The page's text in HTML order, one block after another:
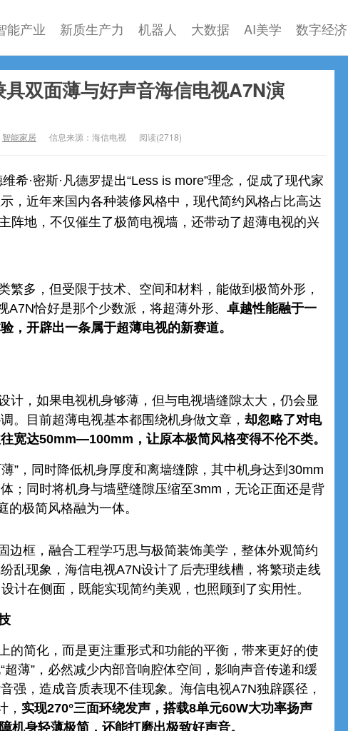
能产业 新质生产力 机器人 大数据 AI美学 数字经济
双面薄与好声音海信电视A7N演
智能家居 信息来源：海信电视 阅读(2718)
希·密斯·凡德罗提出“Less is more”理念，促成了现代家
，近年来国内各种装修风格中，现代简约风格占比高达
阵地，不仅催生了极简电视墙，还带动了超薄电视的兴
繁多，但受限于技术、空间和材料，能做到极简外形，
A7N恰好是那个少数派，将超薄外形、 卓越性能融于一
，开辟出一条属于超薄电视的新赛道。
计，如果电视机身够薄，但与电视墙缝隙太大，仍会显
。目前超薄电视基本都围绕机身做文章， 却忽略了对电
宽达50mm—100mm，让原本极简风格变得不伦不类。
”，同时降低机身厚度和离墙缝隙，其中机身达到30mm
；同时将机身与墙壁缝隙压缩至3mm，无论正面还是背
的极简风格融为一体。
边框，融合工程学巧思与极简装饰美学，整体外观简约
乱现象，海信电视A7N设计了后壳理线槽，将繁琐走线
计在侧面，既能实现简约美观，也照顾到了实用性。
的简化，而是更注重形式和功能的平衡，带来更好的使
薄”，必然减少内部音响腔体空间，‌影响声音传递和缓
强，造成音质表现不佳现象。海信电视A7N独辟蹊径，
， 实现270°三面环绕发声，搭载8单元60W大功率扬声
机身轻薄极简，还能打磨出极致好声音。